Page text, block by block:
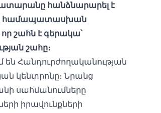
հանձնարարել է
համապատասխան
շահն է գերակա՝
շահը։
Հանդուրժողականության
կենտրոնը։ Նրանց
սահմանումները
իրավունքների